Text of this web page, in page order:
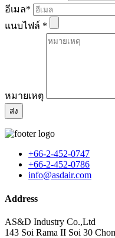
อีเมล*
แนบไฟล์ *
หมายเหตุ
+66-2-452-0747
+66-2-452-0786
info@asdair.com
Address
AS&D Industry Co.,Ltd
143 Soi Rama II Soi 30